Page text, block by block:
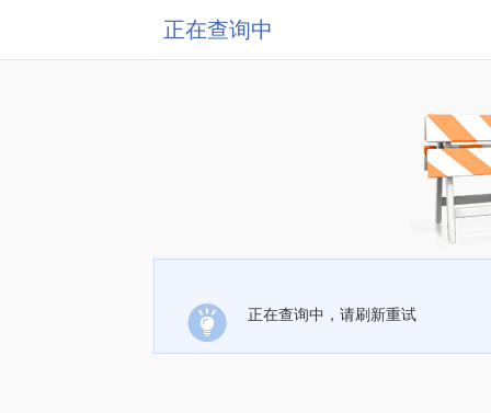
正在查询中
正在查询中，请刷新重试